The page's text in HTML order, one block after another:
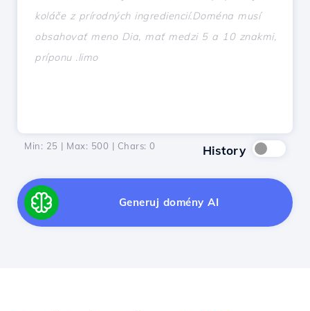
Min: 25 | Max: 500 | Chars: 0 History
Generuj domény AI